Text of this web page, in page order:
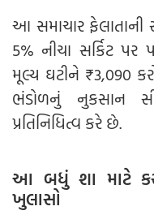
આ સમાચાર ફેલાતાની
5% નીચા સર્કિટ
મૂલ્ય ઘટીને ₹3,090
ભંડોળનું નુકસાન
પ્રતિનિધિત્વ કરે છે.
આ બધું શા માટે
ખુલાસો